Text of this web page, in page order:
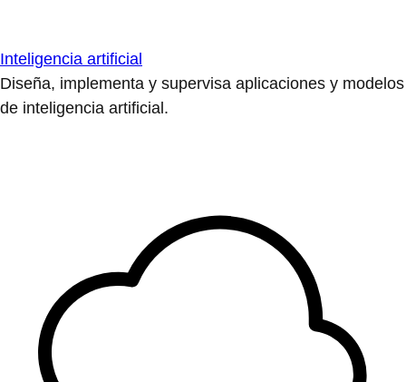
Inteligencia artificial
Diseña, implementa y supervisa aplicaciones y modelos
de inteligencia artificial.